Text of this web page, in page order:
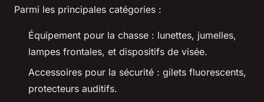
Parmi les principales catégories :
Équipement pour la chasse : lunettes, jumelles,
lampes frontales, et dispositifs de visée.
Accessoires pour la sécurité : gilets fluorescents,
protecteurs auditifs.